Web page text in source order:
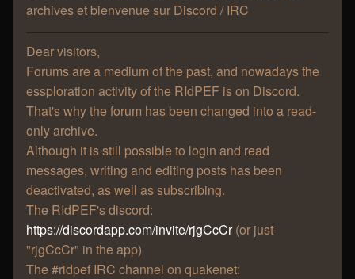
archives et bienvenue sur Discord / IRC
Dear visitors,
Forums are a medium of the past, and nowadays the
essploration activity of the RIdPEF is on Discord.
That's why the forum has been changed into a read-
only archive.
Although it is still possible to login and read
messages, writing and editing posts has been
deactivated, as well as subscribing.
The RIdPEF's discord:
https://discordapp.com/invite/rjgCcCr(or just
"rjgCcCr" in the app)
The #ridpef IRC channel on quakenet: